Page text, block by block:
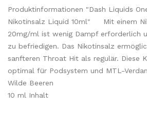
Produktinformationen "Dash Liquids
Nikotinsalz Liquid 10ml" Mit einem
20mg/ml ist wenig Dampf erforderlich
zu befriedigen. Das Nikotinsalz
sanfteren Throat Hit als regulär. Diese
optimal für Podsystem und MTL-
Wilde Beeren
10 ml Inhalt